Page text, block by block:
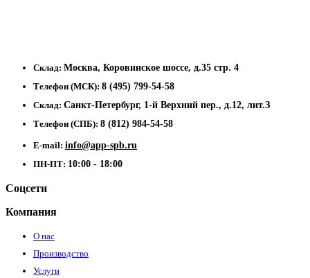
Склад: Москва, Коровинское шоссе, д.35 стр. 4
Телефон (МСК): 8 (495) 799-54-58
Склад: Санкт-Петербург, 1-й Верхний пер., д.12, лит.З
Телефон (СПБ): 8 (812) 984-54-58
E-mail: info@app-spb.ru
ПН-ПТ: 10:00 - 18:00
Соцсети
Компания
О нас
Производство
Услуги